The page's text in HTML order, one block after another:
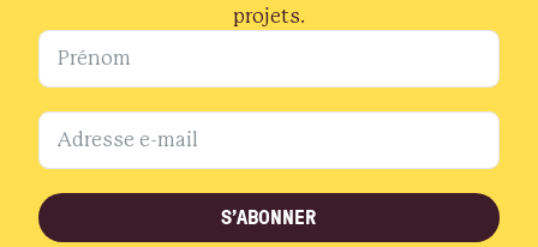
projets.
S'ABONNER